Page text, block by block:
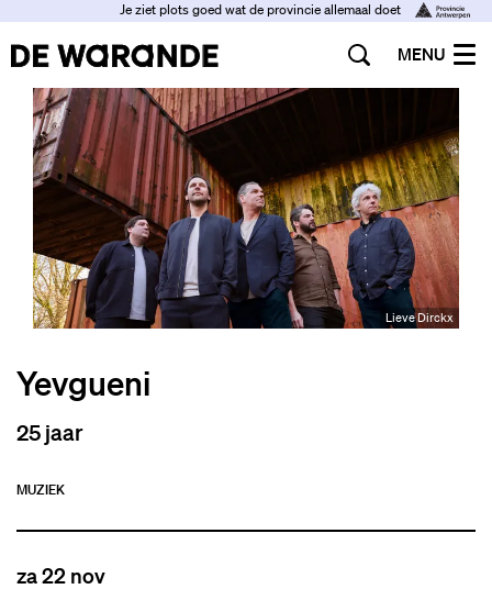
Je ziet plots goed wat de provincie allemaal doet
MENU
Lieve Dirckx
Yevgueni
25 jaar
MUZIEK
za 22 nov